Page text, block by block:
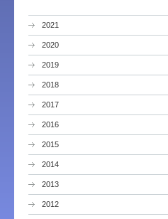
2021
2020
2019
2018
2017
2016
2015
2014
2013
2012